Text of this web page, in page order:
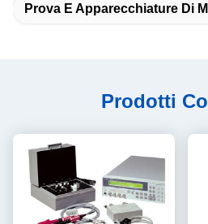
Prova E Apparecchiature Di
Prodotti